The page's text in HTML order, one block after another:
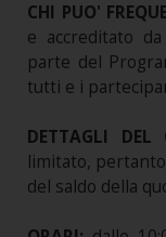
CHI PUO'
e accreditato da
parte del
tutti e i
DETTAGLI DEL
limitato,
del saldo della